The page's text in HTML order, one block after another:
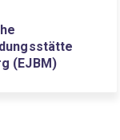
(EJBM)